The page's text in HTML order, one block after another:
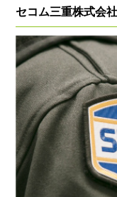
セコム三重株式会社